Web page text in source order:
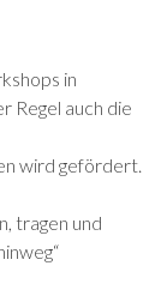
in
Regel auch die
wird gefördert.
tragen und